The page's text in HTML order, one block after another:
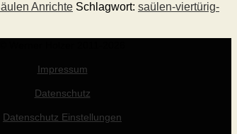
Anrichte Schlagwort: saülen-viertürig-
Impressum
Datenschutz
Datenschutz Einstellungen